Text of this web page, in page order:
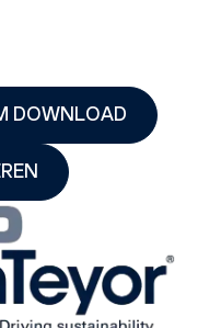
DOWNLOAD